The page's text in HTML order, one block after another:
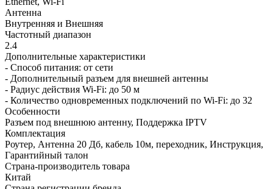
Антенна
Внутренняя и Внешняя
Частотный диапазон
2.4
Дополнительные характеристики
- Способ питания: от сети
- Дополнительный разъем для внешней антенны
- Радиус действия Wi-Fi: до 50 м
- Количество одновременных подключений по Wi-Fi: до 32
Особенности
Разъем под внешнюю антенну, Поддержка IPTV
Комплектация
Роутер, Антенна 20 Дб, кабель 10м, переходник, Инструкция,
Гарантийный талон
Страна-производитель товара
Китай